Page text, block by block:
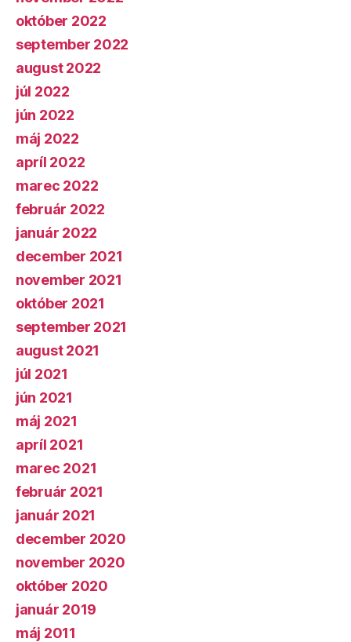
október 2022
september 2022
august 2022
júl 2022
jún 2022
máj 2022
apríl 2022
marec 2022
február 2022
január 2022
december 2021
november 2021
október 2021
september 2021
august 2021
júl 2021
jún 2021
máj 2021
apríl 2021
marec 2021
február 2021
január 2021
december 2020
november 2020
október 2020
január 2019
máj 2011